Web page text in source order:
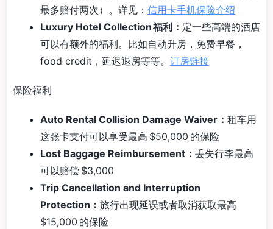
最多赔付两次）。详见： 信用卡手机保险介绍
Luxury Hotel Collection 福利： 定一些高端的酒店
可以有额外的福利。比如自动升房，免费早餐，
food credit，延迟退房等等。 订房链接
保险福利
Auto Rental Collision Damage Waiver： 租车用
这张卡支付可以享受最高 $50,000 的保险
Lost Baggage Reimbursement： 丢失行李最高
可以赔偿 $3,000
Trip Cancellation and Interruption
Protection： 旅行出现延误或者取消获取最高
$15,000 的保险